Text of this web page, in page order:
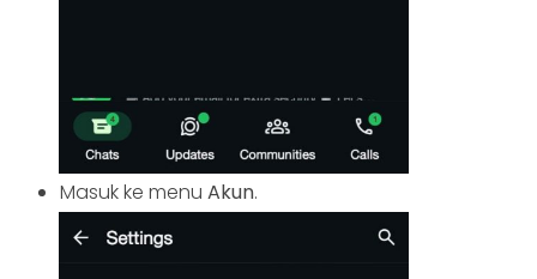
Masuk ke menu Akun.